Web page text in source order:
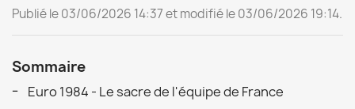
Publié le 03/06/2026 14:37 et modifié le 03/06/2026 19:14.
Sommaire
Euro 1984 - Le sacre de l'équipe de France